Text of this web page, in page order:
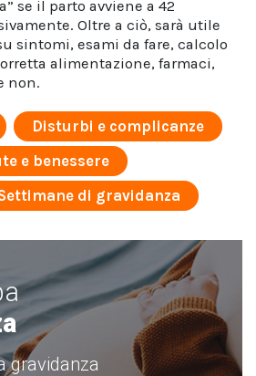
se il parto avviene a 42
Oltre a ciò, sarà utile
sintomi, esami da fare, calcolo
alimentazione, farmaci,
non.
Disturbi e complicanze
e benessere
di gravidanza
gravidanza